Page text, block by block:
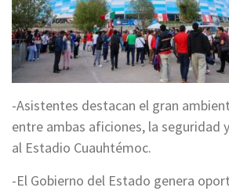
​-Asistentes destacan el gran
entre ambas aficiones, la seguridad
al Estadio Cuauhtémoc.
-El Gobierno del Estado genera